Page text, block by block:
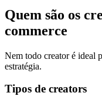
Quem são os
commerce
Nem todo creator é ideal
estratégia.
Tipos de creators